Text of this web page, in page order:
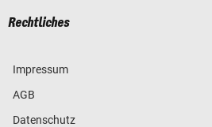
Rechtliches
Impressum
AGB
Datenschutz